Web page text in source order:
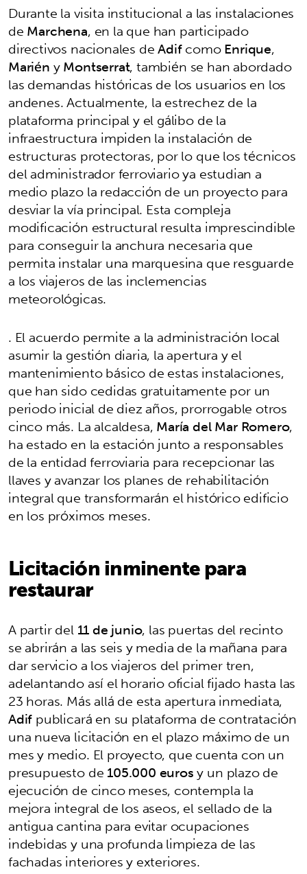
Durante la visita institucional a las instalaciones
deMarchena, en la que han participado
directivos nacionales deAdifcomoEnrique,
MariényMontserrat, también se han abordado
las demandas históricas de los usuarios en los
andenes. Actualmente, la estrechez de la
plataforma principal y el gálibo de la
infraestructura impiden la instalación de
estructuras protectoras, por lo que los técnicos
del administrador ferroviario ya estudian a
medio plazo la redacción de un proyecto para
desviar la vía principal. Esta compleja
modificación estructural resulta imprescindible
para conseguir la anchura necesaria que
permita instalar una marquesina que resguarde
a los viajeros de las inclemencias
meteorológicas.
. El acuerdo permite a la administración local
asumir la gestión diaria, la apertura y el
mantenimiento básico de estas instalaciones,
que han sido cedidas gratuitamente por un
periodo inicial de diez años, prorrogable otros
cinco más. La alcaldesa,María del Mar Romero,
ha estado en la estación junto a responsables
de la entidad ferroviaria para recepcionar las
llaves y avanzar los planes de rehabilitación
integral que transformarán el histórico edificio
en los próximos meses.
Licitación inminente para
restaurar
A partir del11 de junio, las puertas del recinto
se abrirán a las seis y media de la mañana para
dar servicio a los viajeros del primer tren,
adelantando así el horario oficial fijado hasta las
23 horas. Más allá de esta apertura inmediata,
Adifpublicará en su plataforma de contratación
una nueva licitación en el plazo máximo de un
mes y medio. El proyecto, que cuenta con un
presupuesto de105.000 eurosy un plazo de
ejecución de cinco meses, contempla la
mejora integral de los aseos, el sellado de la
antigua cantina para evitar ocupaciones
indebidas y una profunda limpieza de las
fachadas interiores y exteriores.